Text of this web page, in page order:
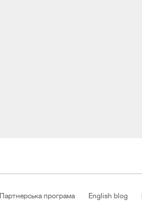
Партнерська програма English blog